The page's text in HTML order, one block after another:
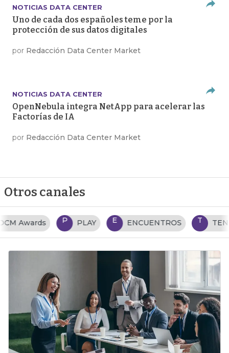
NOTICIAS DATA CENTER
Uno de cada dos españoles teme por la
protección de sus datos digitales
por Redacción Data Center Market
NOTICIAS DATA CENTER
OpenNebula integra NetApp para acelerar las
Factorías de IA
por Redacción Data Center Market
Otros canales
P PLAY E ENCUENTROS T TENDENCIAS TI